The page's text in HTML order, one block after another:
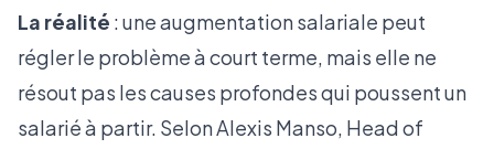
La réalité : une augmentation salariale peut
régler le problème à court terme, mais elle ne
résout pas les causes profondes qui poussent un
salarié à partir. Selon Alexis Manso, Head of